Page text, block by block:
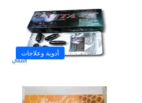
أدوية وعلاجات